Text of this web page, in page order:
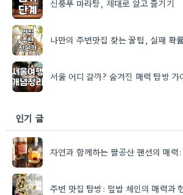
신룽푸 마라탕, 제대로 알고 즐기기
나만의 주변맛집 찾는 꿀팁, 실패 확
서울 어디 갈까? 숨겨진 매력 탐방 가
인기 글
자연과 함께하는 팔공산 팬션의 매력
주변 맛집 탐방: 덮밥 체인의 매력과